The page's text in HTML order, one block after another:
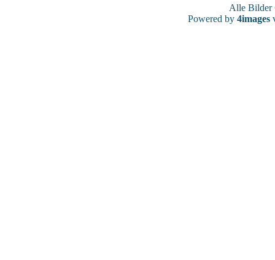
Alle
Powered by 4images